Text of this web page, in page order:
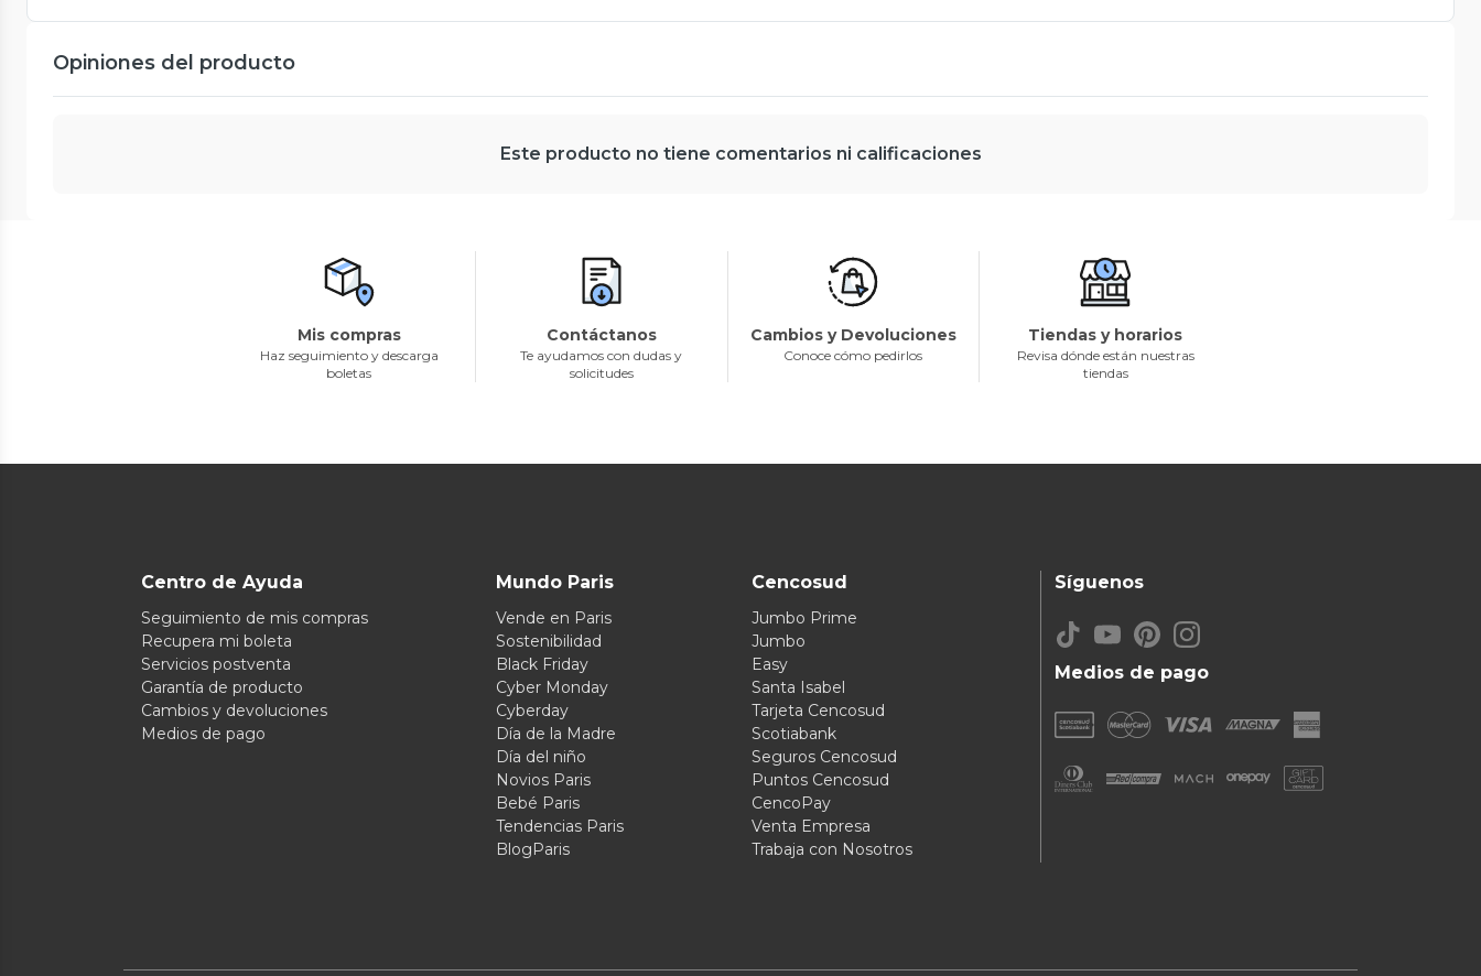
Opiniones del producto
Este producto no tiene comentarios ni calificaciones
Mis compras
Haz seguimiento y descarga
boletas
Contáctanos
Te ayudamos con dudas y
solicitudes
Cambios y Devoluciones
Conoce cómo pedirlos
Tiendas y horarios
Revisa dónde están nuestras
tiendas
Centro de Ayuda
Seguimiento de mis compras
Recupera mi boleta
Servicios postventa
Garantía de producto
Cambios y devoluciones
Medios de pago
Mundo Paris
Vende en Paris
Sostenibilidad
Black Friday
Cyber Monday
Cyberday
Día de la Madre
Día del niño
Novios Paris
Bebé Paris
Tendencias Paris
BlogParis
Cencosud
Jumbo Prime
Jumbo
Easy
Santa Isabel
Tarjeta Cencosud
Scotiabank
Seguros Cencosud
Puntos Cencosud
CencoPay
Venta Empresa
Trabaja con Nosotros
Medios de pago
Síguenos